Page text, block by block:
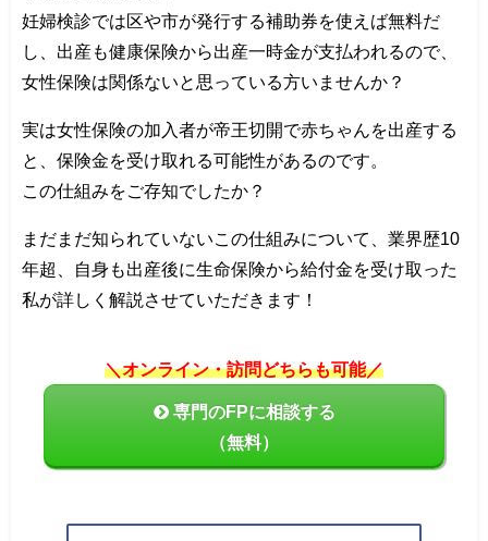
妊婦検診では区や市が発行する補助券を使えば無料だ
し、出産も健康保険から出産一時金が支払われるので、
女性保険は関係ないと思っている方いませんか？
実は女性保険の加入者が帝王切開で赤ちゃんを出産する
と、保険金を受け取れる可能性があるのです。
この仕組みをご存知でしたか？
まだまだ知られていないこの仕組みについて、業界歴10
年超、自身も出産後に生命保険から給付金を受け取った
私が詳しく解説させていただきます！
＼オンライン・訪問どちらも可能／
専門のFPに相談する
（無料）